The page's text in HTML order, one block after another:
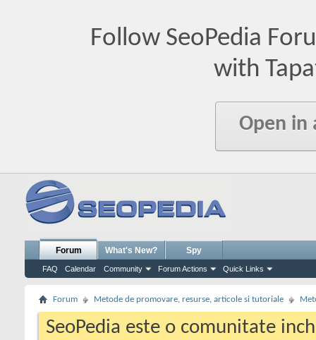
Follow SeoPedia
with
Open in
Forum
FAQ Calendar Community Forum Actions Quick Links
What's New? Spy
Forum Metode de promovare, resurse, articole si tutoriale
SeoPedia este o comunitate